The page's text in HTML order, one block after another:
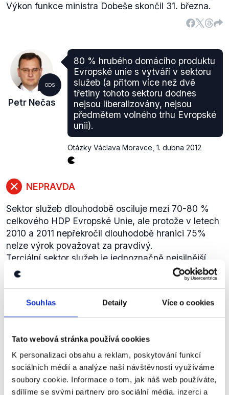
Souhlas Detaily Více o cookies
Tato webová stránka používá cookies
K personalizaci obsahu a reklam, poskytování funkcí
sociálních médií a analýze naší návštěvnosti využíváme
soubory cookie. Informace o tom, jak náš web používáte,
sdílíme se svými partnery pro sociální média, inzerci a
Výkon funkce ministra Dobeše skončil 31. března.
ODS
Petr Nečas
80 % hrubého domácího produktu
Evropské unie s vytváří v sektoru
služeb (a přitom více než dvě
třetiny tohoto sektoru dodnes
nejsou liberalizovány, nejsou
předmětem volného trhu Evropské
unii).
Otázky Václava Moravce 1. dubna 2012
NEPRAVDA
Sektor služeb dlouhodobě osciluje mezi 70-80 %
celkového HDP Evropské Unie, ale protože v letech
2010 a 2011 nepřekročil dlouhodobě hranici 75%
nelze výrok považovat za pravdivý.
Terciální sektor služeb je jednoznačně nejsilnější
složkou při tvorbě hrubého domácího produktu Unie.
CIA- World
composition by sector) ale dosahoval jeho podíl v
roce 2011 pouze 73,1%, a v roce předcházejícím
čtvrtletí letošního roku ještě nejsou k dispozici.
Výrok je nutno na základě získaných dat označit
jako nepravdivý.
Pro porovnání s ostatními sektory: zemědělství v